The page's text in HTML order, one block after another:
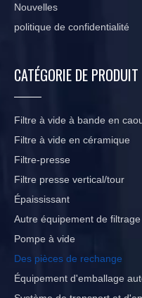
Nouvelles
politique de confidentialité
CATÉGORIE DE PRODUIT
Filtre à vide à bande en
Filtre à vide en céramique
Filtre-presse
Filtre presse vertical/tour
Épaississant
Autre équipement de filtrage
Pompe à vide
Des pièces de rechange
Équipement d'emballage